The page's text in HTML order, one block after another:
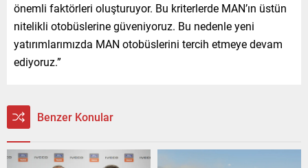
önemli faktörleri oluşturuyor. Bu kriterlerde MAN’ın üstün
nitelikli otobüslerine güveniyoruz. Bu nedenle yeni
yatırımlarımızda MAN otobüslerini tercih etmeye devam
ediyoruz.”
Benzer Konular